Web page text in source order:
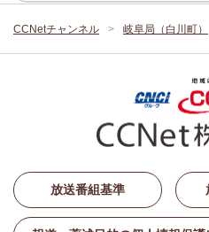
CCNetチャンネル 岐阜局（白川町）
放送番組基準